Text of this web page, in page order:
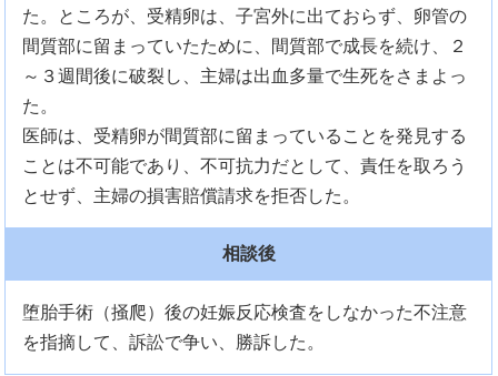
た。ところが、受精卵は、子宮外に出ておらず、卵管の
間質部に留まっていたために、間質部で成長を続け、２
～３週間後に破裂し、主婦は出血多量で生死をさまよっ
た。
医師は、受精卵が間質部に留まっていることを発見する
ことは不可能であり、不可抗力だとして、責任を取ろう
とせず、主婦の損害賠償請求を拒否した。
相談後
堕胎手術（掻爬）後の妊娠反応検査をしなかった不注意
を指摘して、訴訟で争い、勝訴した。